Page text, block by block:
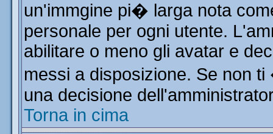
un'immgine pi� larga nota
personale per ogni utente.
abilitare o meno gli avatar e
messi a disposizione. Se non
una decisione
Torna in cima